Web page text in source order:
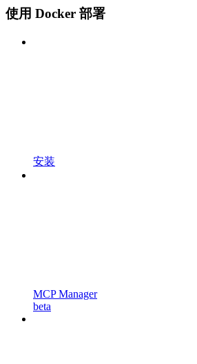
使用 Docker 部署
安装
MCP Manager
beta